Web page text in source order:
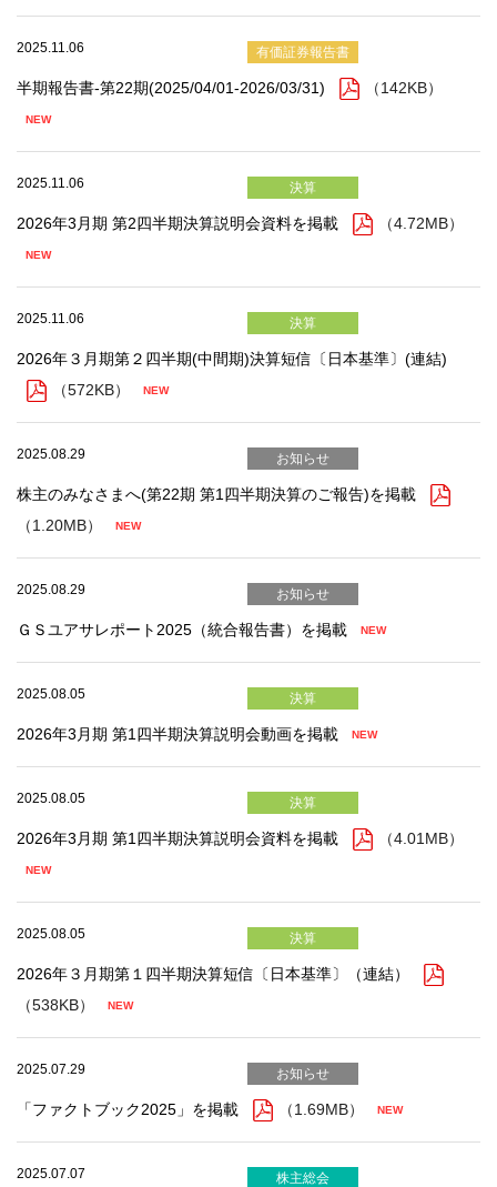
2025.11.06 有価証券報告書
半期報告書-第22期(2025/04/01-2026/03/31) （142KB）
2025.11.06 決算
2026年3月期 第2四半期決算説明会資料を掲載 （4.72MB）
2025.11.06 決算
2026年３月期第２四半期(中間期)決算短信〔日本基準〕(連結)
（572KB）
2025.08.29 お知らせ
株主のみなさまへ(第22期 第1四半期決算のご報告)を掲載
（1.20MB）
2025.08.29 お知らせ
ＧＳユアサレポート2025（統合報告書）を掲載
2025.08.05 決算
2026年3月期 第1四半期決算説明会動画を掲載
2025.08.05 決算
2026年3月期 第1四半期決算説明会資料を掲載 （4.01MB）
2025.08.05 決算
2026年３月期第１四半期決算短信〔日本基準〕（連結）
（538KB）
2025.07.29 お知らせ
「ファクトブック2025」を掲載 （1.69MB）
2025.07.07 株主総会